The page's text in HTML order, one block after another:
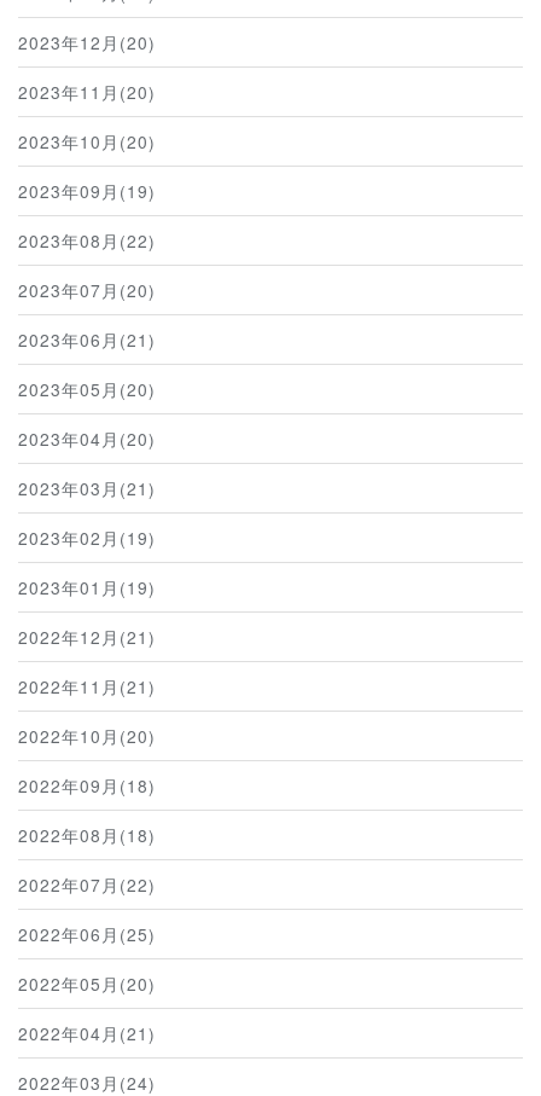
2023年12月(20)
2023年11月(20)
2023年10月(20)
2023年09月(19)
2023年08月(22)
2023年07月(20)
2023年06月(21)
2023年05月(20)
2023年04月(20)
2023年03月(21)
2023年02月(19)
2023年01月(19)
2022年12月(21)
2022年11月(21)
2022年10月(20)
2022年09月(18)
2022年08月(18)
2022年07月(22)
2022年06月(25)
2022年05月(20)
2022年04月(21)
2022年03月(24)